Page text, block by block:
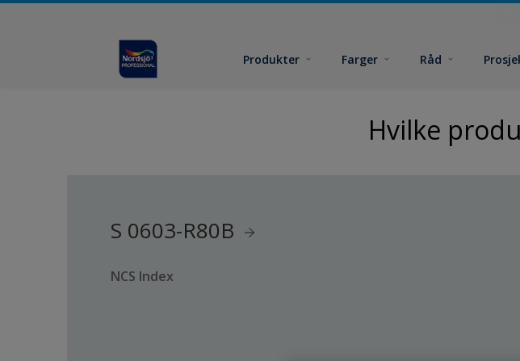
Produkter Farger Råd
Hvilke
S 0603-R80B
NCS Index